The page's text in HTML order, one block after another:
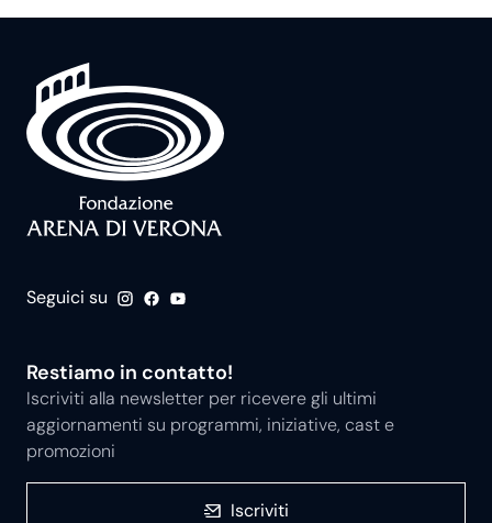
Seguici su
Restiamo in contatto!
Iscriviti alla newsletter per ricevere gli ultimi
aggiornamenti su programmi, iniziative, cast e
promozioni
Iscriviti